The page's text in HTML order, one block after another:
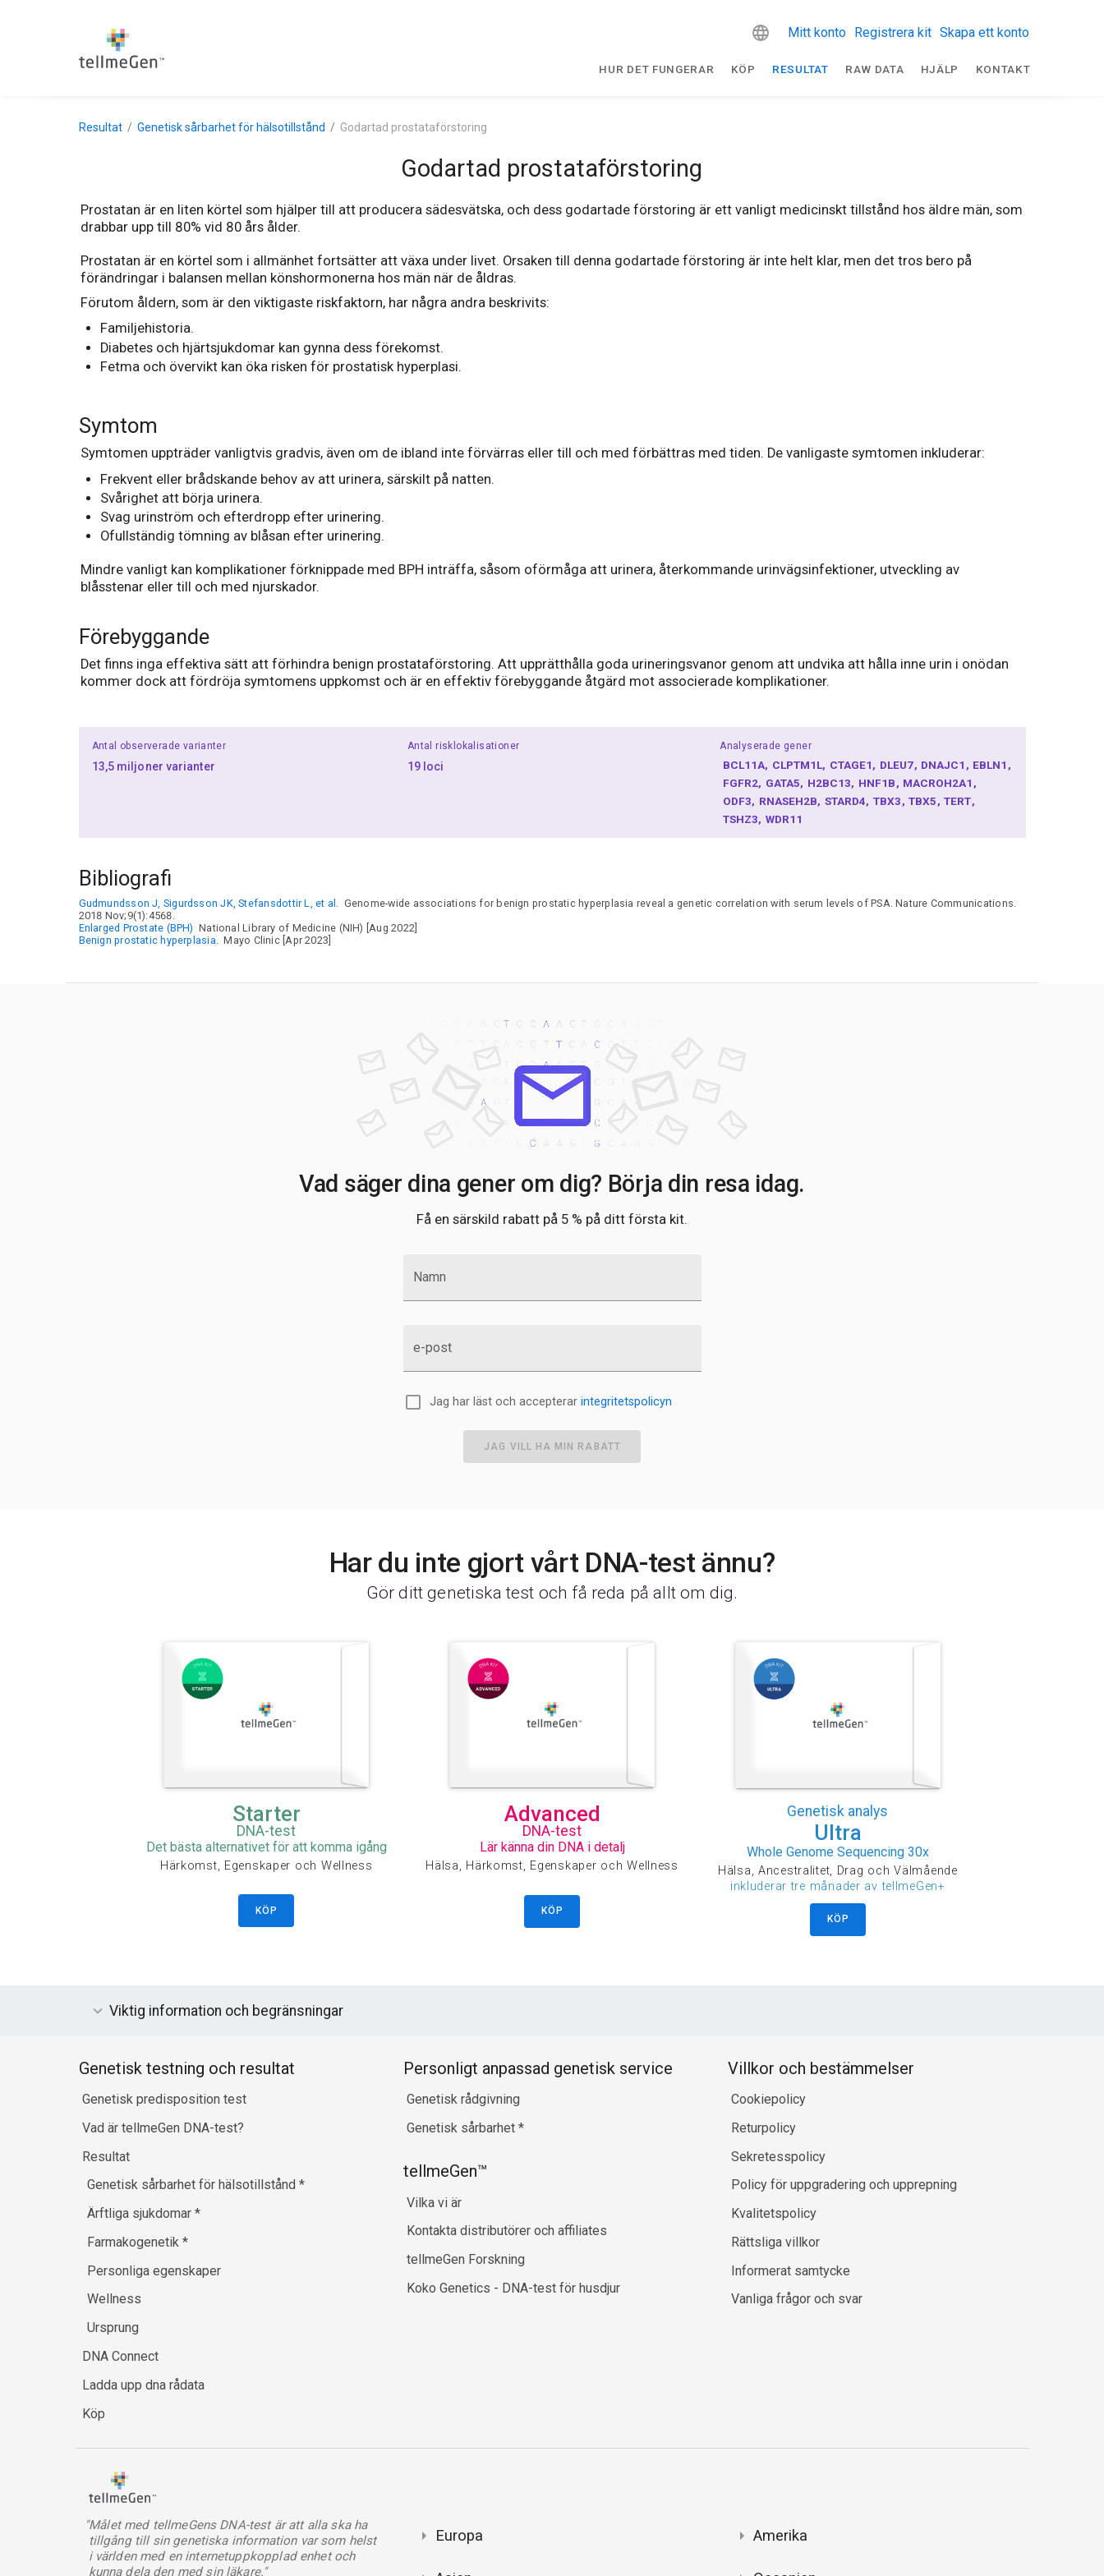
Mitt konto Registrera kit Skapa ett konto
HUR DET FUNGERAR KÖP RESULTAT RAW DATA HJÄLP KONTAKT
Resultat Genetisk sårbarhet för hälsotillstånd Godartad prostataförstoring
Godartad prostataförstoring
Prostatan är en liten körtel som hjälper till att producera sädesvätska, och dess godartade förstoring är ett vanligt medicinskt tillstånd hos äldre män, som
drabbar upp till 80% vid 80 års ålder.
Prostatan är en körtel som i allmänhet fortsätter att växa under livet. Orsaken till denna godartade förstoring är inte helt klar, men det tros bero på
förändringar i balansen mellan könshormonerna hos män när de åldras.
Förutom åldern, som är den viktigaste riskfaktorn, har några andra beskrivits:
Familjehistoria.
Diabetes och hjärtsjukdomar kan gynna dess förekomst.
Fetma och övervikt kan öka risken för prostatisk hyperplasi.
Symtom
Symtomen uppträder vanligtvis gradvis, även om de ibland inte förvärras eller till och med förbättras med tiden. De vanligaste symtomen inkluderar:
Frekvent eller brådskande behov av att urinera, särskilt på natten.
Svårighet att börja urinera.
Svag urinström och efterdropp efter urinering.
Ofullständig tömning av blåsan efter urinering.
Mindre vanligt kan komplikationer förknippade med BPH inträffa, såsom oförmåga att urinera, återkommande urinvägsinfektioner, utveckling av
blåsstenar eller till och med njurskador.
Förebyggande
Det finns inga effektiva sätt att förhindra benign prostataförstoring. Att upprätthålla goda urineringsvanor genom att undvika att hålla inne urin i onödan
kommer dock att fördröja symtomens uppkomst och är en effektiv förebyggande åtgärd mot associerade komplikationer.
Antal observerade varianter
13,5 miljoner varianter
Antal risklokalisationer
19 loci
Analyserade gener
BCL11A CLPTM1L CTAGE1 DLEU7 DNAJC1 EBLN1
FGFR2 GATA5 H2BC13 HNF1B MACROH2A1
ODF3 RNASEH2B STARD4 TBX3 TBX5 TERT
TSHZ3 WDR11
Bibliografi
Gudmundsson J, Sigurdsson JK, Stefansdottir L, et al. Genome-wide associations for benign prostatic hyperplasia reveal a genetic correlation with serum levels of PSA. Nature Communications.
2018 Nov;9(1):4568.
Enlarged Prostate (BPH) National Library of Medicine (NIH) [Aug 2022]
Benign prostatic hyperplasia. Mayo Clinic [Apr 2023]
Vad säger dina gener om dig? Börja din resa idag.
Få en särskild rabatt på 5 % på ditt första kit.
Namn
e-post
Jag har läst och accepterar integritetspolicyn
JAG VILL HA MIN RABATT
Har du inte gjort vårt DNA-test ännu?
Gör ditt genetiska test och få reda på allt om dig.
Starter
DNA-test
Det bästa alternativet för att komma igång
Härkomst, Egenskaper och Wellness
KÖP
Advanced
DNA-test
Lär känna din DNA i detalj
Hälsa, Härkomst, Egenskaper och Wellness
KÖP
Genetisk analys
Ultra
Whole Genome Sequencing 30x
Hälsa, Ancestralitet, Drag och Välmående
inkluderar tre månader av tellmeGen+
KÖP
Viktig information och begränsningar
Genetisk testning och resultat
Genetisk predisposition test
Vad är tellmeGen DNA-test?
Resultat
Genetisk sårbarhet för hälsotillstånd *
Ärftliga sjukdomar *
Farmakogenetik *
Personliga egenskaper
Wellness
Ursprung
DNA Connect
Ladda upp dna rådata
Köp
Personligt anpassad genetisk service
Genetisk rådgivning
Genetisk sårbarhet *
tellmeGen™
Vilka vi är
Kontakta distributörer och affiliates
tellmeGen Forskning
Koko Genetics - DNA-test för husdjur
Villkor och bestämmelser
Cookiepolicy
Returpolicy
Sekretesspolicy
Policy för uppgradering och upprepning
Kvalitetspolicy
Rättsliga villkor
Informerat samtycke
Vanliga frågor och svar
"Målet med tellmeGens DNA-test är att alla ska ha
tillgång till sin genetiska information var som helst
i världen med en internetuppkopplad enhet och
kunna dela den med sin läkare."
Europa Amerika